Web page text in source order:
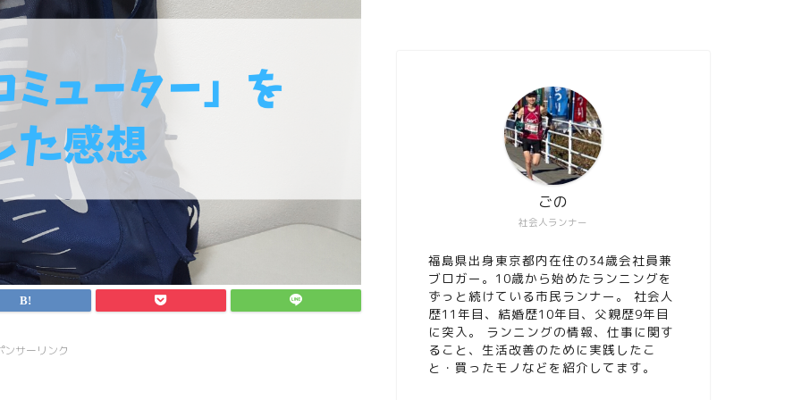
ンサーリンク
社会人ランナー
ごの
福島県出身東京都内在住の34歳会社員兼
ブロガー。10歳から始めたランニングを
ずっと続けている市民ランナー。 社会人
歴11年目、結婚歴10年目、父親歴9年目
に突入。 ランニングの情報、仕事に関す
ること、生活改善のために実践したこ
と・買ったモノなどを紹介してます。